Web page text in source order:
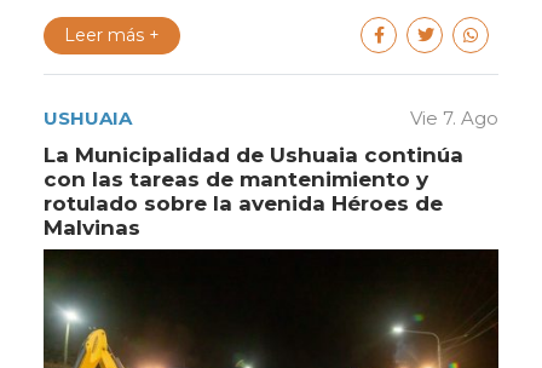
Leer más +
USHUAIA Vie 7. Ago
La Municipalidad de Ushuaia continúa
con las tareas de mantenimiento y
rotulado sobre la avenida Héroes de
Malvinas